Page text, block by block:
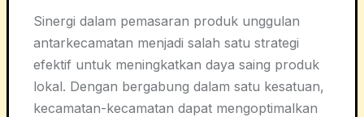
Sinergi dalam pemasaran produk unggulan
antarkecamatan menjadi salah satu strategi
efektif untuk meningkatkan daya saing produk
lokal. Dengan bergabung dalam satu kesatuan,
kecamatan-kecamatan dapat mengoptimalkan